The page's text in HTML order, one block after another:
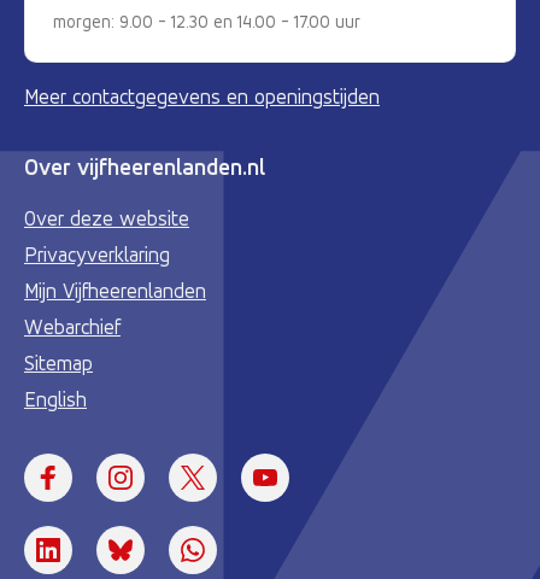
morgen: 9.00 - 12.30 en 14.00 - 17.00 uur
Meer contactgegevens en openingstijden
Over vijfheerenlanden.nl
Over deze website
Privacyverklaring
Mijn Vijfheerenlanden
Webarchief
Sitemap
English